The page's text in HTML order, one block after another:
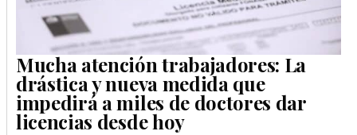
Mucha atención trabajadores: La
drástica y nueva medida que
impedirá a miles de doctores dar
licencias desde hoy